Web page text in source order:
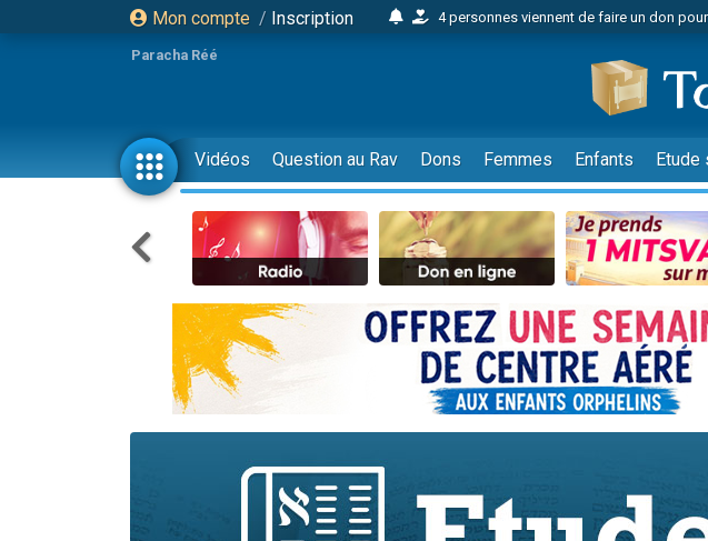
Mon compte / Inscription
4 personnes viennent de faire un don
17 personnes viennent de demander une
4 personnes viennent de nous rejoindre sur
Il reste 49 places pour étudier en groupe
23 personnes viennent de faire un don
Eva vient de donner son Maasser
4 personnes viennent de nous rejoindre sur
3 personnes viennent de nous rejoindre sur
3 personnes viennent de faire un don
Odaya vient de donner son Maasser
2 personnes viennent de nous rejoindre sur
13 personnes viennent de demander une
Il reste 49 places pour étudier en groupe
Paracha Réé
Vidéos Question au Rav Dons Femmes Enfants Etude